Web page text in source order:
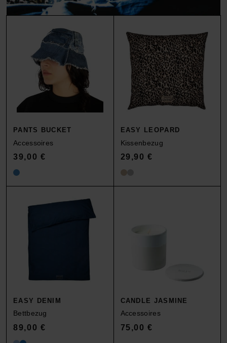
ACCESSOIRES
ACCESSOIRES
SALE
PANTS BUCKET
Accessoires
39,00 €
EASY LEOPARD
Kissenbezug
29,90€
EASY DENIM
Bettbezug
89,00 €
CANDLE JASMINE
Accessoires
75,00€